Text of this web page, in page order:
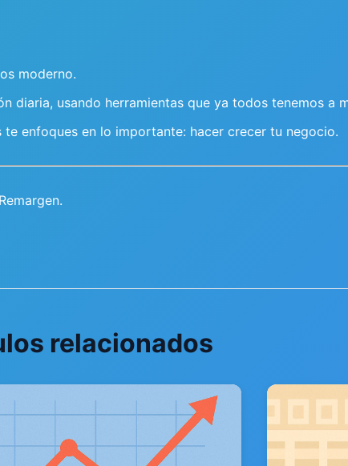
moderno.
diaria, usando herramientas que ya todos tenemos a
enfoques en lo importante: hacer crecer tu negocio.
relacionados